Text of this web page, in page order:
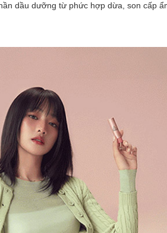
dầu dưỡng từ phức hợp dừa, son cấp